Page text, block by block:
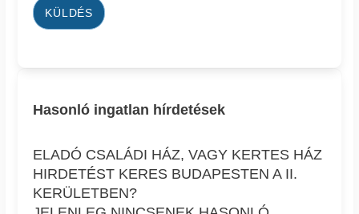
KÜLDÉS
Hasonló ingatlan hírdetések
ELADÓ CSALÁDI HÁZ, VAGY KERTES HÁZ
HIRDETÉST KERES BUDAPESTEN A II.
KERÜLETBEN?